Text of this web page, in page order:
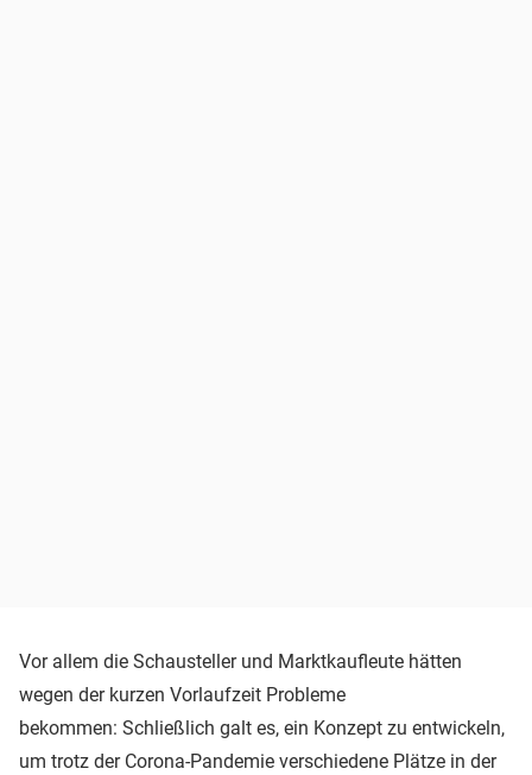
Vor allem die Schausteller und Marktkaufleute hätten
wegen der kurzen Vorlaufzeit Probleme
bekommen: Schließlich galt es, ein Konzept zu entwickeln,
um trotz der Corona-Pandemie verschiedene Plätze in der